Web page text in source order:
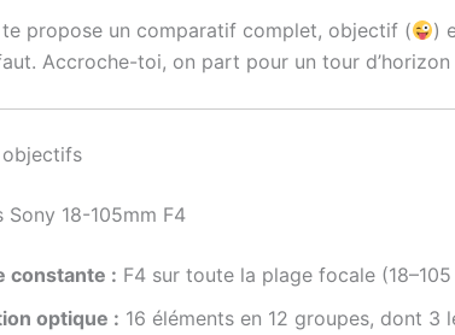
propose un comparatif complet, objectif ( )
Accroche-toi, on part pour un tour d’horizon
objectifs
Sony 18-105mm F4
constante : F4 sur toute la plage focale (18–105
optique : 16 éléments en 12 groupes, dont 3